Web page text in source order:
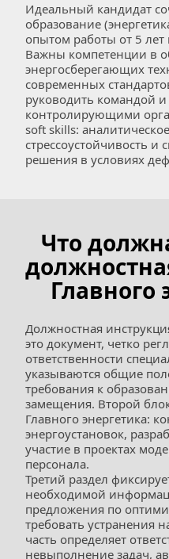
Идеальный кандидат
образование
опытом работы от 5
Важны компетенции в
энергосберегающих
современных
руководить командой и
контролирующими
soft skills:
стрессоустойчивость и
решения в условиях
Что
Главного
Должностная
это документ, четко
ответственности
указываются общие
требования к
замещения. Второй
Главного энергетика:
энергоустановок,
участие в проектах
персонала.
Третий раздел
необходимой
предложения по
требовать
часть определяет
невыполнение задач,